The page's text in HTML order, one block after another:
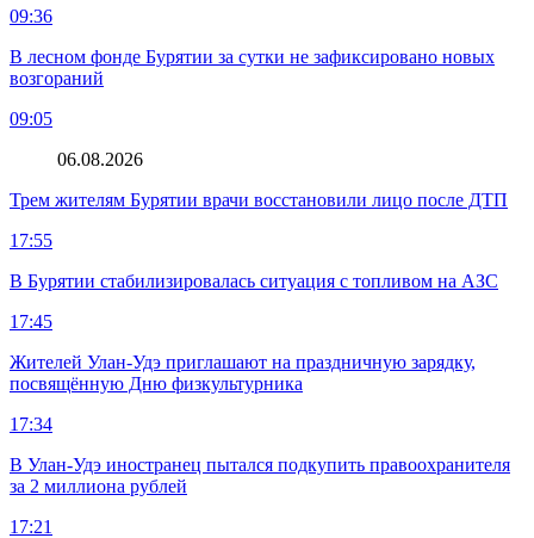
09:36
В лесном фонде Бурятии за сутки не зафиксировано новых
возгораний
09:05
06.08.2026
Трем жителям Бурятии врачи восстановили лицо после ДТП
17:55
В Бурятии стабилизировалась ситуация с топливом на АЗС
17:45
Жителей Улан-Удэ приглашают на праздничную зарядку,
посвящённую Дню физкультурника
17:34
В Улан-Удэ иностранец пытался подкупить правоохранителя
за 2 миллиона рублей
17:21